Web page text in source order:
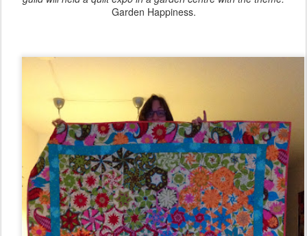
Garden Happiness.